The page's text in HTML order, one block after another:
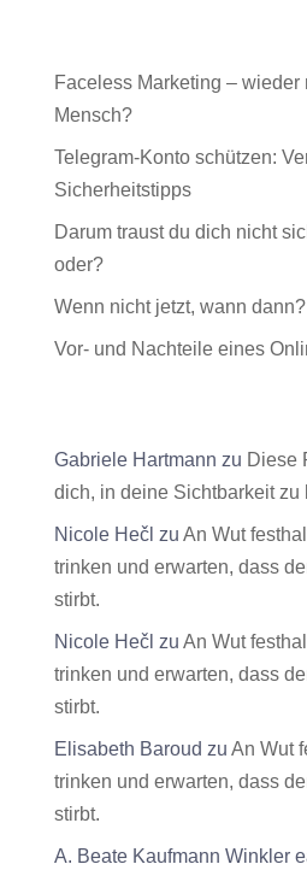
Faceless Marketing – wieder
Mensch?
Telegram-Konto schützen:
Sicherheitstipps
Darum traust du dich nicht
oder?
Wenn nicht jetzt, wann dann?
Vor- und Nachteile eines
Gabriele Hartmann zu Diese
dich, in deine Sichtbarkeit zu
Nicole Hečl zu An Wut
trinken und erwarten, dass
stirbt.
Nicole Hečl zu An Wut
trinken und erwarten, dass
stirbt.
Elisabeth Baroud zu An Wut
trinken und erwarten, dass
stirbt.
A. Beate Kaufmann Winkler